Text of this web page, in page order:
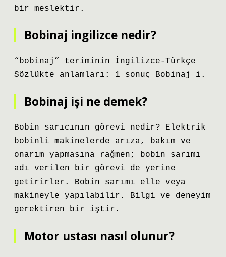
bir meslektir.
Bobinaj ingilizce nedir?
“bobinaj” teriminin İngilizce-Türkçe
Sözlükte anlamları: 1 sonuç Bobinaj i.
Bobinaj işi ne demek?
Bobin sarıcının görevi nedir? Elektrik
bobinli makinelerde arıza, bakım ve
onarım yapmasına rağmen; bobin sarımı
adı verilen bir görevi de yerine
getirirler. Bobin sarımı elle veya
makineyle yapılabilir. Bilgi ve deneyim
gerektiren bir iştir.
Motor ustası nasıl olunur?